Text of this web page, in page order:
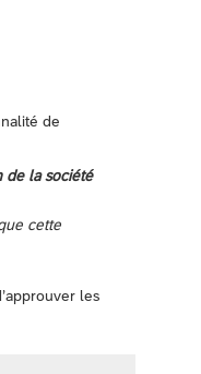
de
de la société
cette
les